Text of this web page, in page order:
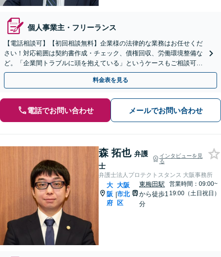
個人事業主・フリーランス
【電話相談可】【初回相談無料】企業様の法律的な業務はお任せくだ
さい！対応範囲は契約書作成・チェック、債権回収、労働環境整備な
ど。「企業間トラブルに頭を抱えている」というケースもご相談可能
です【Zooｍ相談可】【完全個室】【大阪天満宮駅すぐ】
料金表を見る
電話でお問い合わせ メールでお問い合わせ
森 拓也 弁護
士
インタビューを見
る
弁護士法人プロテクトスタンス 大阪事務所
大
阪
府
|
大阪
市北
区
東梅田駅
から徒歩1
分
営業時間：09:00~
19:00（土日祝日）